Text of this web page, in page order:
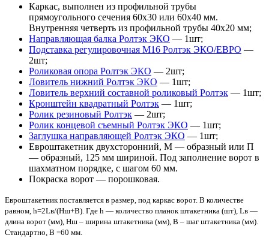
Каркас, выполнен из профильной трубы
прямоугольного сечения 60х30 или 60х40 мм.
Внутренняя четверть из профильной трубы 40х20 мм;
Направляющая балка Ролтэк ЭКО — 1шт;
Подставка регулировочная М16 Ролтэк ЭКО/ЕВРО —
2шт;
Роликовая опора Ролтэк ЭКО — 2шт;
Ловитель нижний Ролтэк ЭКО — 1шт;
Ловитель верхний составной роликовый Ролтэк — 1шт;
Кронштейн квадратный Ролтэк — 1шт;
Ролик резиновый Ролтэк — 2шт;
Ролик концевой съемный Ролтэк ЭКО — 1шт;
Заглушка направляющей Ролтэк ЭКО — 1шт;
Евроштакетник двухсторонний, М — образный или П
— образный, 125 мм шириной. Под заполнение ворот в
шахматном порядке, с шагом 60 мм.
Покраска ворот — порошковая.
Евроштакетник поставляется в размер, под каркас ворот. В количестве
равном, h=2Lв/(Hш+В). Где h — количество планок штакетника (шт), Lв —
длина ворот (мм), Hш – ширина штакетника (мм), В – шаг штакетника (мм).
Стандартно, B =60 мм.